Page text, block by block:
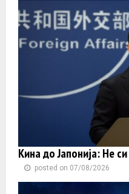
Кина до Јапонија: Не
posted on 07/08/2026